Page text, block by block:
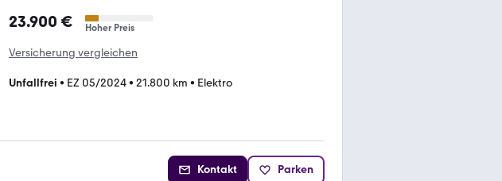
23.900 € Hoher Preis
Versicherung vergleichen
Unfallfrei • EZ 05/2024• 21.800 km • Elektro
Kontakt Parken